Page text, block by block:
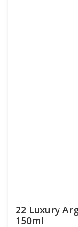
22 Luxury
150ml